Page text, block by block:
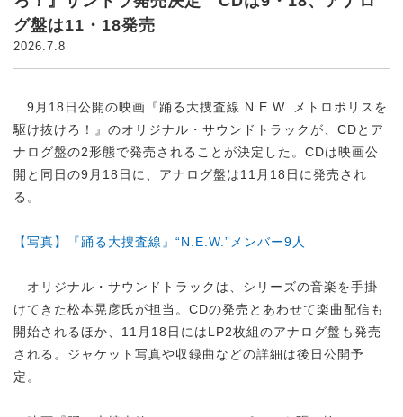
グ盤は11・18発売
2026.7.8
9月18日公開の映画『踊る大捜査線 N.E.W. メトロポリスを
駆け抜けろ！』のオリジナル・サウンドトラックが、CDとア
ナログ盤の2形態で発売されることが決定した。CDは映画公
開と同日の9月18日に、アナログ盤は11月18日に発売され
る。
【写真】『踊る大捜査線』“N.E.W.”メンバー9人
オリジナル・サウンドトラックは、シリーズの音楽を手掛
けてきた松本晃彦氏が担当。CDの発売とあわせて楽曲配信も
開始されるほか、11月18日にはLP2枚組のアナログ盤も発売
される。ジャケット写真や収録曲などの詳細は後日公開予
定。